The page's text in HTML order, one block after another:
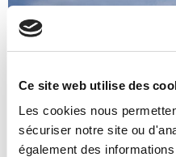
Ce site web utilise des
Les cookies nous
sécuriser notre site ou
également des